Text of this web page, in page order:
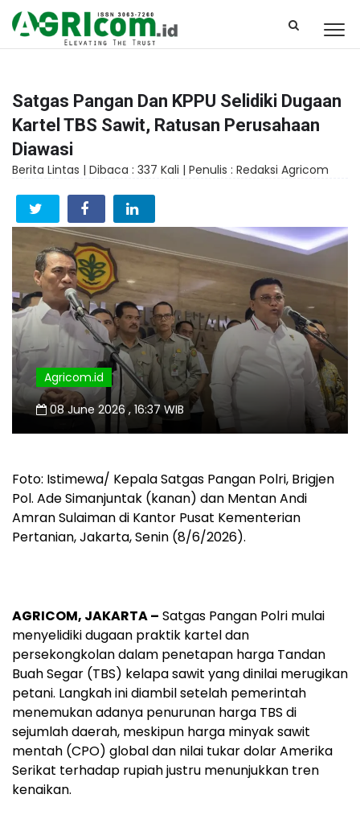
Satgas Pangan Dan KPPU Selidiki Dugaan
Kartel TBS Sawit, Ratusan Perusahaan
Diawasi
Berita Lintas | Dibaca : 337 Kali | Penulis : Redaksi Agricom
Agricom.id
08 June 2026 , 16:37 WIB
Foto: Istimewa/ Kepala Satgas Pangan Polri, Brigjen
Pol. Ade Simanjuntak (kanan) dan Mentan Andi
Amran Sulaiman di Kantor Pusat Kementerian
Pertanian, Jakarta, Senin (8/6/2026).
AGRICOM, JAKARTA – Satgas Pangan Polri mulai
menyelidiki dugaan praktik kartel dan
persekongkolan dalam penetapan harga Tandan
Buah Segar (TBS) kelapa sawit yang dinilai merugikan
petani. Langkah ini diambil setelah pemerintah
menemukan adanya penurunan harga TBS di
sejumlah daerah, meskipun harga minyak sawit
mentah (CPO) global dan nilai tukar dolar Amerika
Serikat terhadap rupiah justru menunjukkan tren
kenaikan.